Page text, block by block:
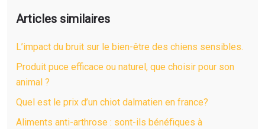
Articles similaires
L’impact du bruit sur le bien-être des chiens sensibles.
Produit puce efficace ou naturel, que choisir pour son
animal ?
Quel est le prix d’un chiot dalmatien en france?
Aliments anti-arthrose : sont-ils bénéfiques à